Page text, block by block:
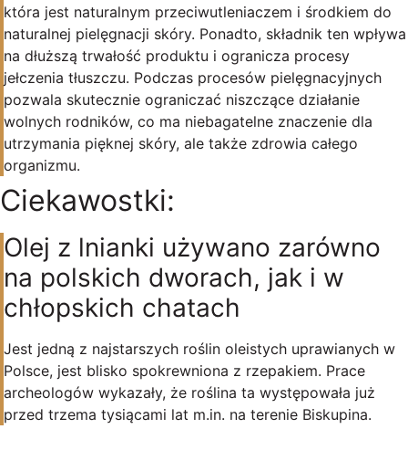
która jest naturalnym przeciwutleniaczem i środkiem do
naturalnej pielęgnacji skóry. Ponadto, składnik ten wpływa
na dłuższą trwałość produktu i ogranicza procesy
jełczenia tłuszczu. Podczas procesów pielęgnacyjnych
pozwala skutecznie ograniczać niszczące działanie
wolnych rodników, co ma niebagatelne znaczenie dla
utrzymania pięknej skóry, ale także zdrowia całego
organizmu.
Ciekawostki:
Olej z lnianki używano zarówno
na polskich dworach, jak i w
chłopskich chatach
Jest jedną z najstarszych roślin oleistych uprawianych w
Polsce, jest blisko spokrewniona z rzepakiem. Prace
archeologów wykazały, że roślina ta występowała już
przed trzema tysiącami lat m.in. na terenie Biskupina.